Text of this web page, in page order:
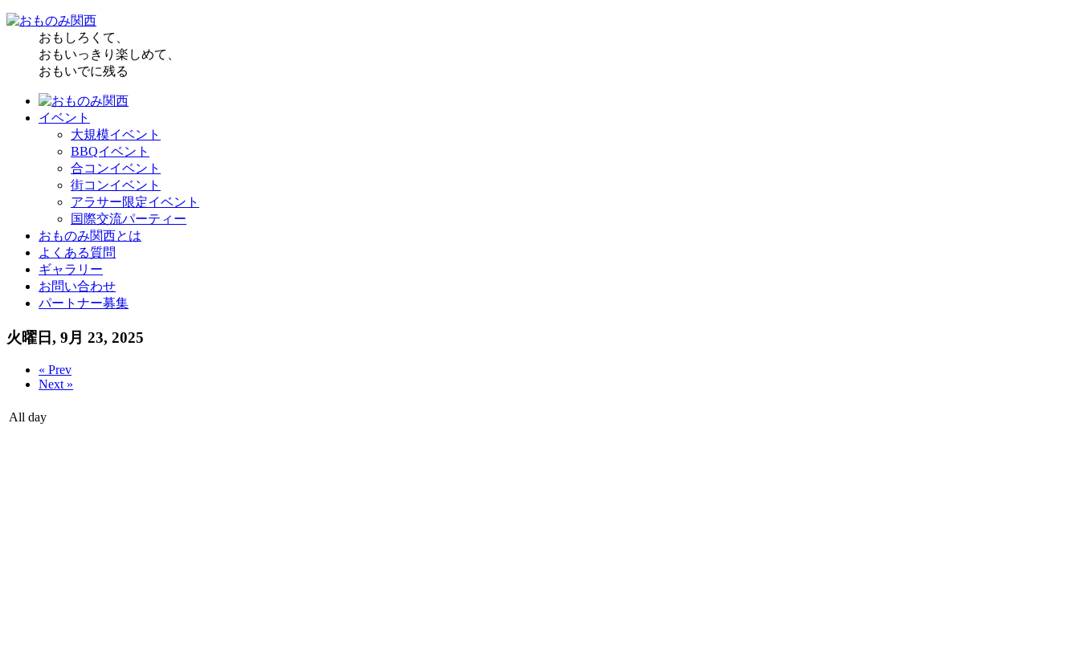
おもしろくて、
おもいっきり楽しめて、
おもいでに残る
イベント
大規模イベント
BBQイベント
合コンイベント
街コンイベント
アラサー限定イベント
国際交流パーティー
おものみ関西とは
よくある質問
ギャラリー
お問い合わせ
パートナー募集
火曜日, 9月 23, 2025
« Prev
Next »
All day